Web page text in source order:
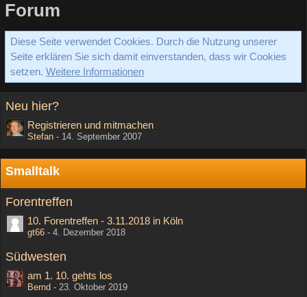
Forum
Diese Seite verwendet Cookies. Durch die Nutzung unserer
Seite erklären Sie sich damit einverstanden, dass wir Cookies
setzen. Weitere Informationen
Neu hier?
Registrieren und mitmachen
Stefan - 14. September 2007
Smalltalk
Forentreffen
10. Forentreffen - 3.11.2018 in Köln
gt66 - 4. Dezember 2018
Südwesten
am 1. 10. gehts los
Bernd - 23. Oktober 2019